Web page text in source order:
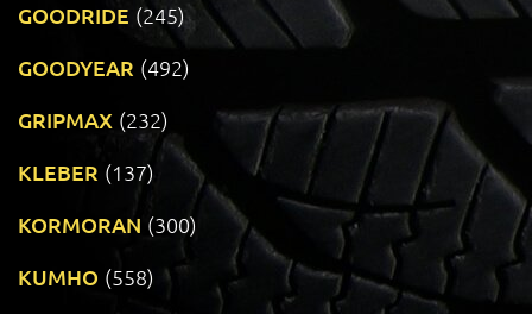
GOODRIDE (245)
GOODYEAR (492)
GRIPMAX (232)
KLEBER (137)
KORMORAN (300)
KUMHO (558)